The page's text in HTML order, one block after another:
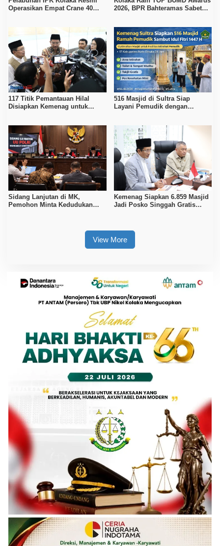
Operasikan Empat Crane 40
2026, BPR Bahteramas Sabet
117 Titik Pemantauan Hilal
Disiapkan Kemenag untuk
516 Masjid di Sultra Siap
Layani Pemudik dengan
Sidang Lanjutan di MK,
Pemohon Minta Kedudukan
Kemenag Siapkan 6.859 Masjid
Jadi Posko Singgah Gratis
View More